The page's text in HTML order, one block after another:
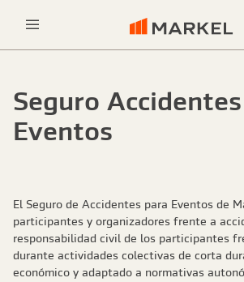
Seguro
Eventos
El Seguro de Accidentes para Eventos de
participantes y organizadores frente a
responsabilidad civil de los participantes
durante actividades colectivas de corta
económico y adaptado a normativas